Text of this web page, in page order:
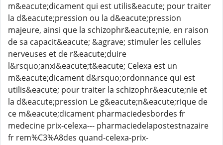
m&eacute;dicament qui est utilis&eacute; pour traiter
la d&eacute;pression ou la d&eacute;pression
majeure, ainsi que la schizophr&eacute;nie, en raison
de sa capacit&eacute; &agrave; stimuler les cellules
nerveuses et de r&eacute;duire
l&rsquo;anxi&eacute;t&eacute; Celexa est un
m&eacute;dicament d&rsquo;ordonnance qui est
utilis&eacute; pour traiter la schizophr&eacute;nie et
la d&eacute;pression Le g&eacute;n&eacute;rique de
ce m&eacute;dicament pharmaciedesbordes fr
medecine prix-celexa--- pharmaciedelapostestnazaire
fr rem%C3%A8des quand-celexa-prix-